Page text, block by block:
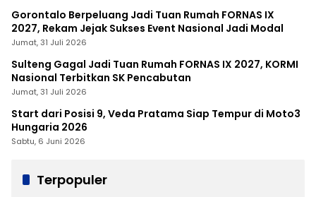
Gorontalo Berpeluang Jadi Tuan Rumah FORNAS IX
2027, Rekam Jejak Sukses Event Nasional Jadi Modal
Jumat, 31 Juli 2026
Sulteng Gagal Jadi Tuan Rumah FORNAS IX 2027, KORMI
Nasional Terbitkan SK Pencabutan
Jumat, 31 Juli 2026
Start dari Posisi 9, Veda Pratama Siap Tempur di Moto3
Hungaria 2026
Sabtu, 6 Juni 2026
Terpopuler